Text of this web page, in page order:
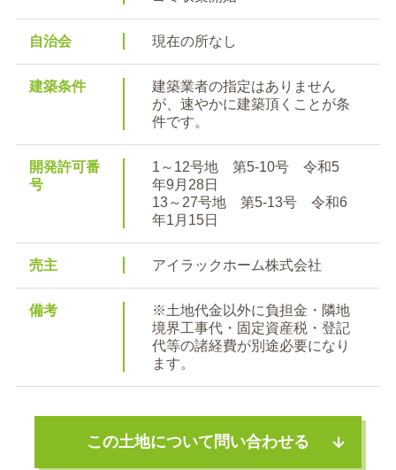
自治会 現在の所なし
建築条件
建築業者の指定はありません
が、速やかに建築頂くことが条
件です。
開発許可番
号
1～12号地 第5-10号 令和5
年9月28日
13～27号地 第5-13号 令和6
年1月15日
売主 アイラックホーム株式会社
備考
※土地代金以外に負担金・隣地
境界工事代・固定資産税・登記
代等の諸経費が別途必要になり
ます。
この土地について問い合わせる